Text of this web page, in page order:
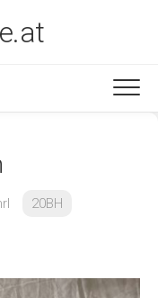
20BH